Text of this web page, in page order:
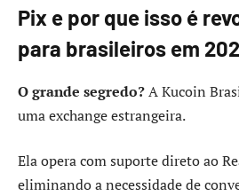
Pix e por que isso é
para brasileiros em
O grande segredo?A Kucoin
uma exchange estrangeira.
Ela opera com suporte direto ao
eliminando a necessidade de